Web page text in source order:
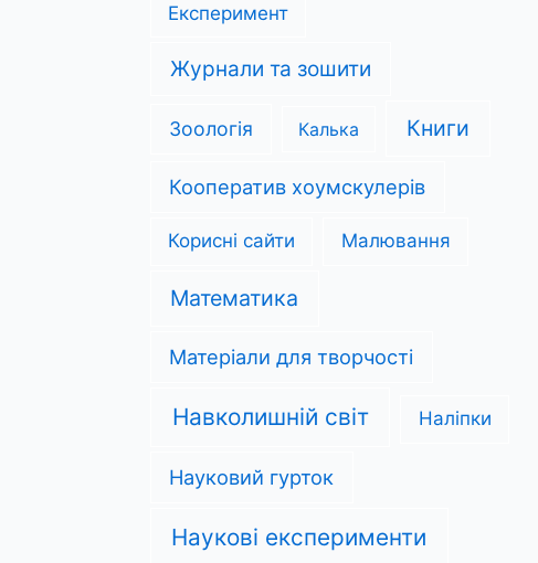
Експеримент
Журнали та зошити
Зоологія Калька Книги
Кооператив хоумскулерів
Корисні сайти Малювання
Математика
Матеріали для творчості
Навколишній світ Наліпки
Науковий гурток
Наукові експерименти